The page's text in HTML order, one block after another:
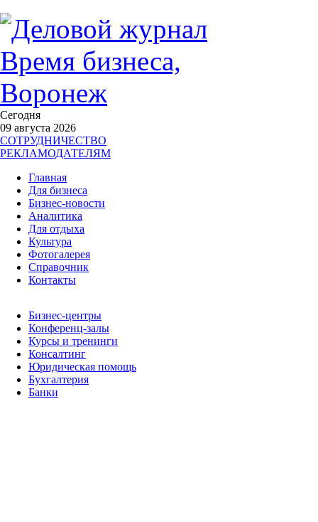
Сегодня
09 августа 2026
СОТРУДНИЧЕСТВО
РЕКЛАМОДАТЕЛЯМ
Главная
Для бизнеса
Бизнес-новости
Аналитика
Для отдыха
Культура
Фотогалерея
Справочник
Контакты
Бизнес-центры
Конференц-залы
Курсы и тренинги
Консалтинг
Юридическая помощь
Бухгалтерия
Банки